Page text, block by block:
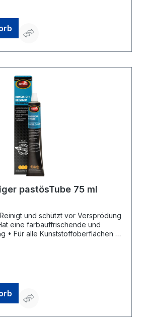
Flugzeugen, Booten
in LackoberflächenHersteller:
GmbH & Co. KG, Martinstrasse
212 2718-0,
pastösTube 75 ml
und schützt vor Versprödung
•